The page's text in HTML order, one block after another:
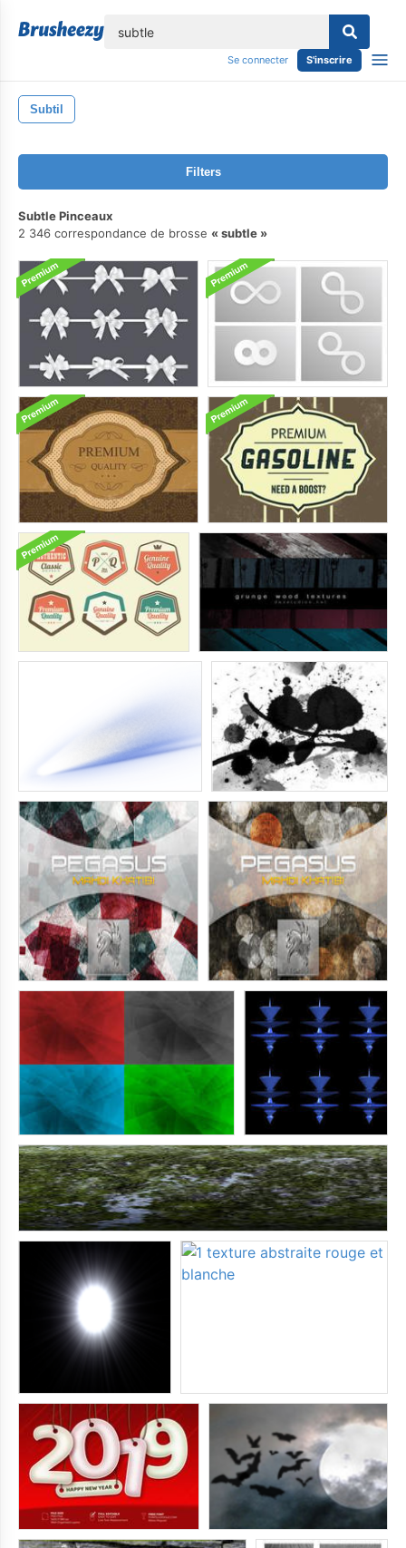
Se connecter S'inscrire
Subtil
Filters
Subtle Pinceaux
2 346 correspondance de brosse
subtle